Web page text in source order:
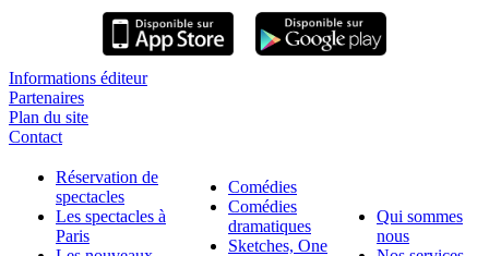
Informations éditeur
Partenaires
Plan du site
Contact
Réservation de
spectacles
Les spectacles à
Paris
Comédies
Comédies
dramatiques
Sketches, One
Qui sommes
nous